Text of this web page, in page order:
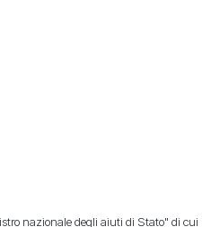
nazionale degli aiuti di Stato" di cui